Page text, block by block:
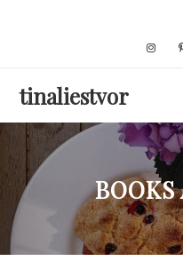
tinaliestvor
BOOKS